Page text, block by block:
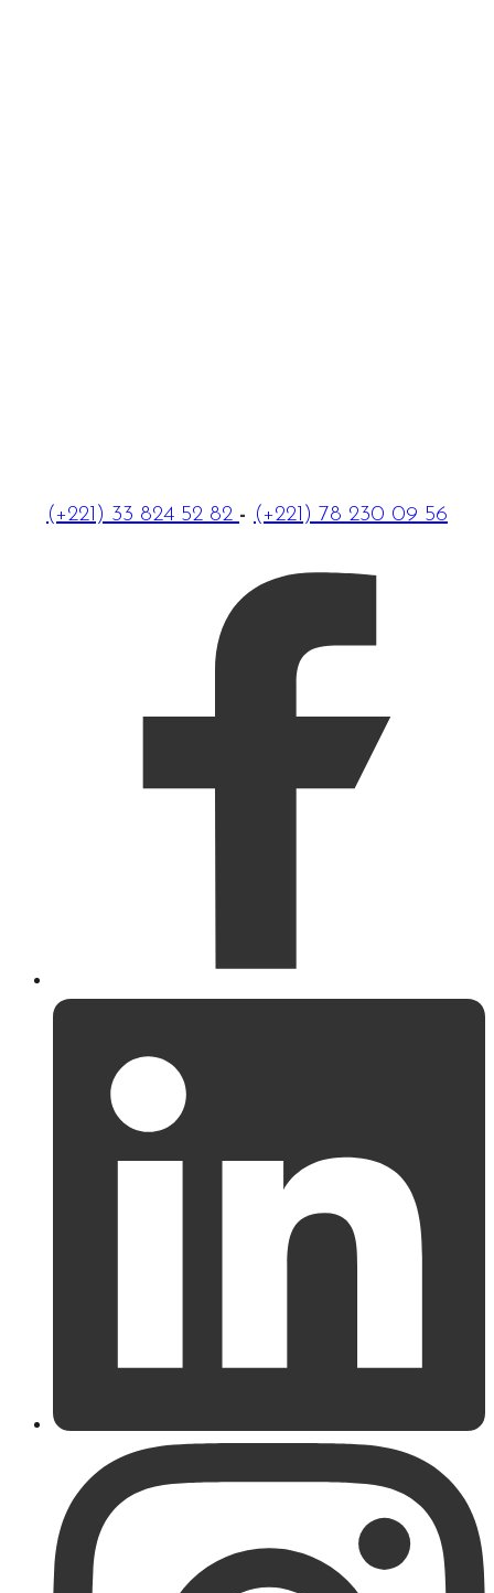
(+221) 33 824 52 82 - (+221) 78 230 09 56